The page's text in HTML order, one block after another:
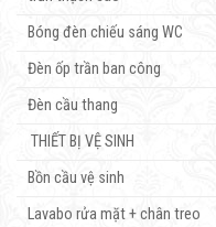
Bóng đèn chiếu sáng WC
Đèn ốp trần ban công
Đèn cầu thang
THIẾT BỊ VỆ SINH
Bồn cầu vệ sinh
Lavabo rửa mặt + chân treo